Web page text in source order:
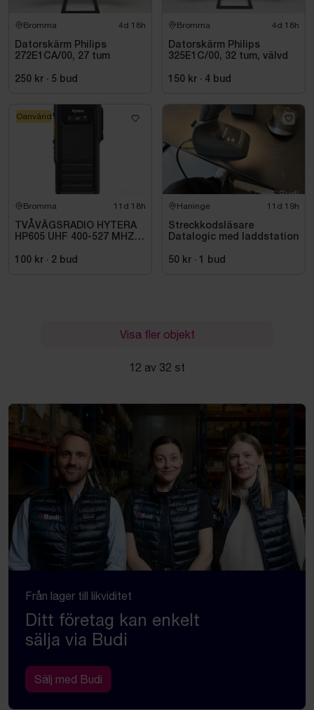
Bromma 4d 18h
Datorskärm Philips
272E1CA/00, 27 tum
250 kr · 5 bud
Bromma 4d 18h
Datorskärm Philips
325E1C/00, 32 tum, välvd
150 kr · 4 bud
Bromma 11d 18h
TVÅVÄGSRADIO HYTERA
HP605 UHF 400-527 MHZ
100 kr · 2 bud
Oanvänd
Haninge 11d 19h
Streckkodsläsare
Datalogic med laddstation
50 kr · 1 bud
Visa fler objekt
12 av 32 st
Från lager till likviditet
Ditt företag kan enkelt
sälja via Budi
Sälj med Budi